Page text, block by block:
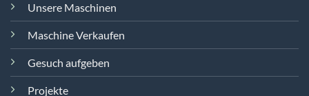
Unsere Maschinen
Maschine Verkaufen
Gesuch aufgeben
Projekte